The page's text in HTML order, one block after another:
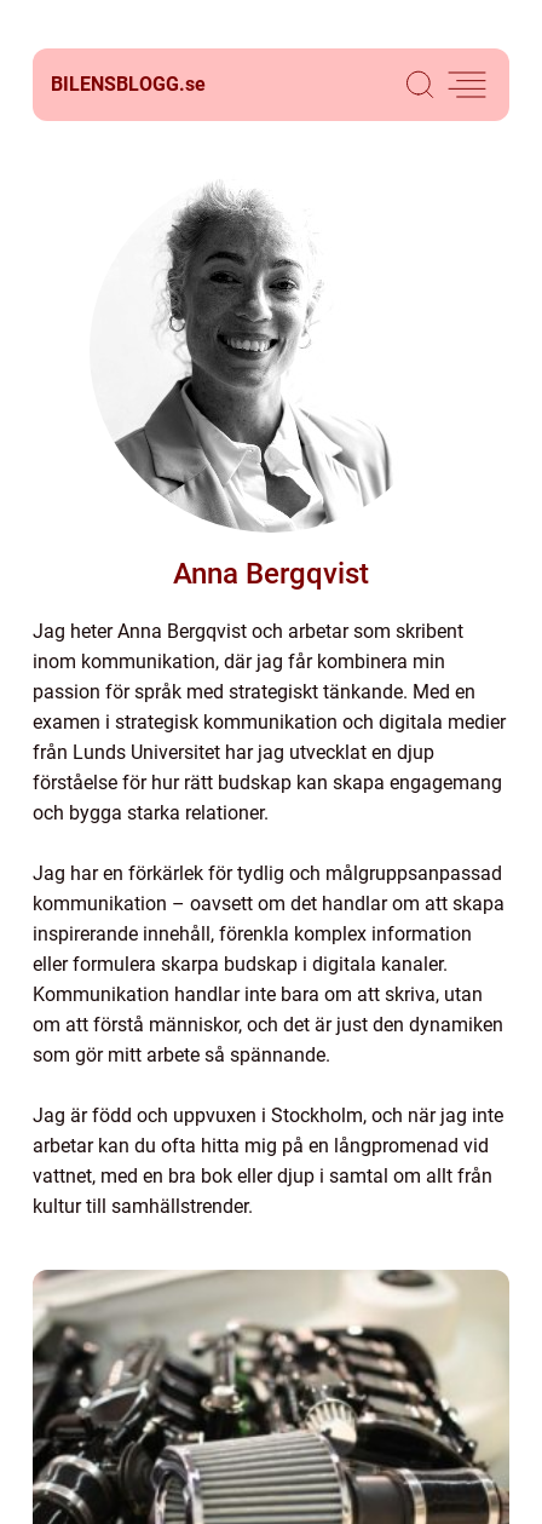
BILENSBLOGG.se
Anna Bergqvist
Jag heter Anna Bergqvist och arbetar som skribent
inom kommunikation, där jag får kombinera min
passion för språk med strategiskt tänkande. Med en
examen i strategisk kommunikation och digitala medier
från Lunds Universitet har jag utvecklat en djup
förståelse för hur rätt budskap kan skapa engagemang
och bygga starka relationer.
Jag har en förkärlek för tydlig och målgruppsanpassad
kommunikation – oavsett om det handlar om att skapa
inspirerande innehåll, förenkla komplex information
eller formulera skarpa budskap i digitala kanaler.
Kommunikation handlar inte bara om att skriva, utan
om att förstå människor, och det är just den dynamiken
som gör mitt arbete så spännande.
Jag är född och uppvuxen i Stockholm, och när jag inte
arbetar kan du ofta hitta mig på en långpromenad vid
vattnet, med en bra bok eller djup i samtal om allt från
kultur till samhällstrender.